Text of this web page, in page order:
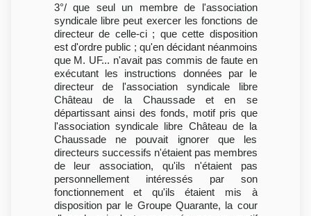
3°/ que seul un membre de l'association
syndicale libre peut exercer les fonctions de
directeur de celle-ci ; que cette disposition
est d'ordre public ; qu'en décidant néanmoins
que M. UF... n'avait pas commis de faute en
exécutant les instructions données par le
directeur de l'association syndicale libre
Château de la Chaussade et en se
départissant ainsi des fonds, motif pris que
l'association syndicale libre Château de la
Chaussade ne pouvait ignorer que les
directeurs successifs n'étaient pas membres
de leur association, qu'ils n'étaient pas
personnellement intéressés par son
fonctionnement et qu'ils étaient mis à
disposition par le Groupe Quarante, la cour